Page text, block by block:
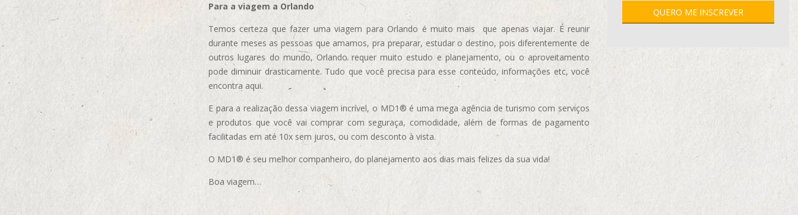
Para a viagem a Orlando
Temos certeza que fazer uma viagem para Orlando é muito mais que apenas viajar. É reunir
durante meses as pessoas que amamos, pra preparar, estudar o destino, pois diferentemente de
outros lugares do mundo, Orlando requer muito estudo e planejamento, ou o aproveitamento
pode diminuir drasticamente. Tudo que você precisa para esse conteúdo, informações etc, você
encontra aqui.
E para a realização dessa viagem incrível, o MD1® é uma mega agência de turismo com serviços
e produtos que você vai comprar com seguraça, comodidade, além de formas de pagamento
facilitadas em até 10x sem juros, ou com desconto à vista.
O MD1® é seu melhor companheiro, do planejamento aos dias mais felizes da sua vida!
Boa viagem…